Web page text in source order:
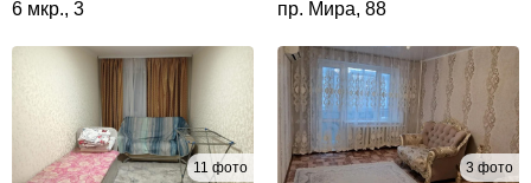
6 мкр., 3 пр. Мира, 88
11 фото 3 фото